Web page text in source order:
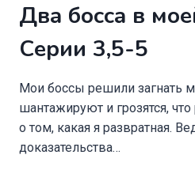
Два босса в
Серии 3,5-5
Мои боссы решили загнать
шантажируют и грозятся,
о том, какая я развратная.
доказательства…